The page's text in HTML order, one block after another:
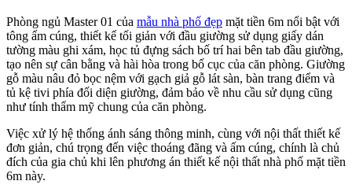
Phòng ngủ Master 01 của mẫu nhà phố đẹp mặt tiền 6m nổi bật với
tông ấm cúng, thiết kế tối giản với đầu giường sử dụng giấy dán
tường màu ghi xám, học tủ đựng sách bố trí hai bên tab đầu giường,
tạo nên sự cân bằng và hài hòa trong bố cục của căn phòng. Giường
gỗ màu nâu đỏ bọc nệm với gạch giả gỗ lát sàn, bàn trang điểm và
tủ kệ tivi phía đối diện giường, đảm bảo về nhu cầu sử dụng cũng
như tính thẩm mỹ chung của căn phòng.
Việc xử lý hệ thống ánh sáng thông minh, cùng với nội thất thiết kế
đơn giản, chú trọng đến việc thoáng đãng và ấm cúng, chính là chủ
đích của gia chủ khi lên phương án thiết kế nội thất nhà phố mặt tiền
6m này.